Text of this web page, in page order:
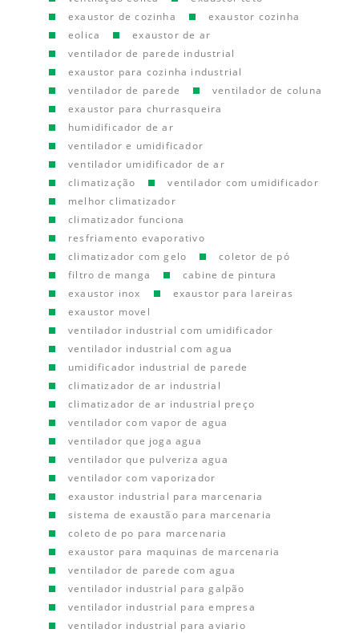
exaustor de cozinha
exaustor cozinha
eolica
exaustor de ar
ventilador de parede industrial
exaustor para cozinha industrial
ventilador de parede
ventilador de coluna
exaustor para churrasqueira
humidificador de ar
ventilador e umidificador
ventilador umidificador de ar
climatização
ventilador com umidificador
melhor climatizador
climatizador funciona
resfriamento evaporativo
climatizador com gelo
coletor de pó
filtro de manga
cabine de pintura
exaustor inox
exaustor para lareiras
exaustor movel
ventilador industrial com umidificador
ventilador industrial com agua
umidificador industrial de parede
climatizador de ar industrial
climatizador de ar industrial preço
ventilador com vapor de agua
ventilador que joga agua
ventilador que pulveriza agua
ventilador com vaporizador
exaustor industrial para marcenaria
sistema de exaustão para marcenaria
coleto de po para marcenaria
exaustor para maquinas de marcenaria
ventilador de parede com agua
ventilador industrial para galpão
ventilador industrial para empresa
ventilador industrial para aviario